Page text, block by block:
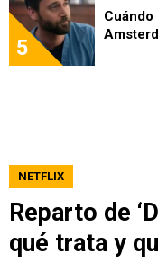
5
Cuándo
NETFLIX
Reparto de
qué trata y